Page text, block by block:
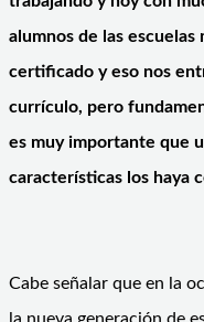
alumnos de las
certificado y eso nos
currículo, pero
es muy importante que
características los haya
Cabe señalar que en la
la nueva generación de